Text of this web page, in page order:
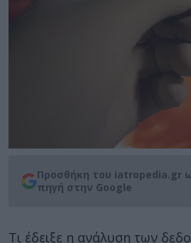
Προσθήκη του iatropedia.gr
πηγή στην Google
Τι έδειξε η ανάλυση των